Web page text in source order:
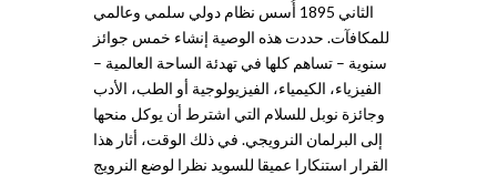
الثاني 1895 أُسس نظام دولي سلمي وعالمي
للمكافآت. حددت هذه الوصية إنشاء خمس جوائز
سنوية – تساهم كلها في تهدئة الساحة العالمية –
الفيزياء، الكيمياء، الفيزيولوجية أو الطب، الأدب
وجائزة نوبل للسلام التي اشترط أن يوكل منحها
إلى البرلمان النرويجي. في ذلك الوقت، أثار هذا
القرار استنكارا عميقا للسويد نظرا لوضع النرويج